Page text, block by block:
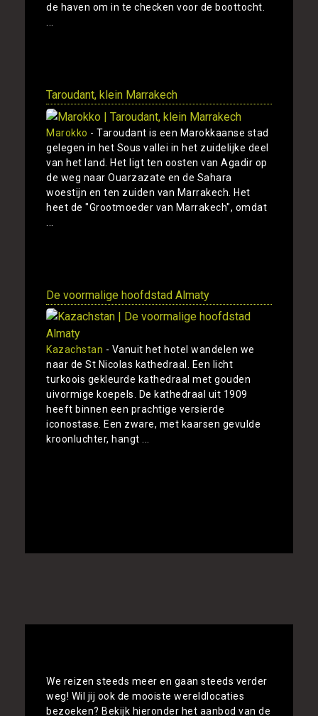
de haven om in te checken voor de boottocht.
Taroudant, klein Marrakech
Marokko - Taroudant is een Marokkaanse stad
gelegen in het Sous vallei in het zuidelijke deel
van het land. Het ligt ten oosten van Agadir op
de weg naar Ouarzazate en de Sahara
woestijn en ten zuiden van Marrakech. Het
heet de "Grootmoeder van Marrakech", omdat
De voormalige hoofdstad Almaty
Kazachstan - Vanuit het hotel wandelen we
naar de St Nicolas kathedraal. Een licht
turkoois gekleurde kathedraal met gouden
uivormige koepels. De kathedraal uit 1909
heeft binnen een prachtige versierde
iconostase. Een zware, met kaarsen gevulde
kroonluchter, hangt ...
We reizen steeds meer en gaan steeds verder
weg! Wil jij ook de mooiste wereldlocaties
bezoeken? Bekijk hieronder het aanbod van de